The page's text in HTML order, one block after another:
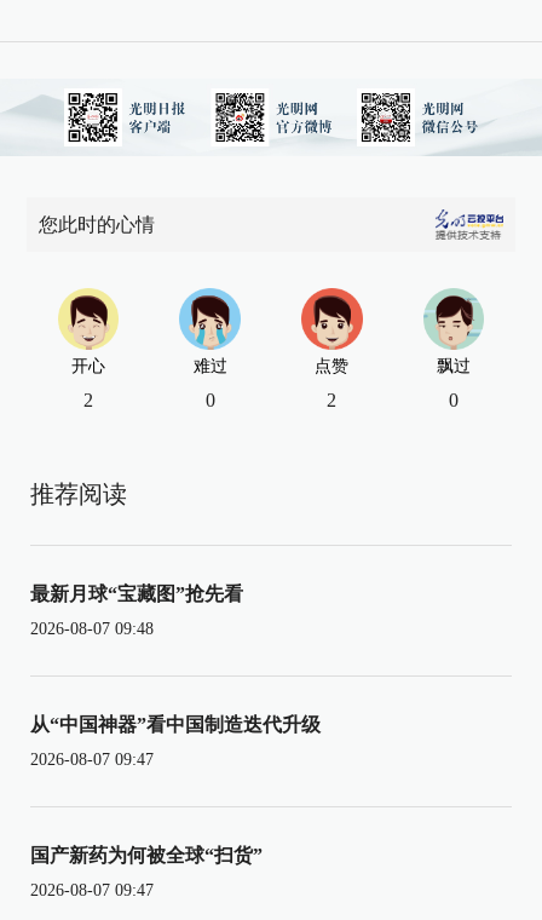
您此时的心情
开心
2
难过
0
点赞
2
飘过
0
推荐阅读
最新月球“宝藏图”抢先看
2026-08-07 09:48
从“中国神器”看中国制造迭代升级
2026-08-07 09:47
国产新药为何被全球“扫货”
2026-08-07 09:47